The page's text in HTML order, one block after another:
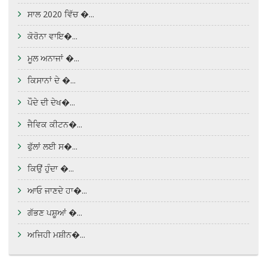
ਸਾਲ 2020 ਵਿੱਚ �...
ਕੋਰੋਨਾ ਵਾਇ�...
ਮੂਲ ਅਨਾਜਾਂ �...
ਕਿਸਾਨਾਂ ਦੇ �...
ਪੌਦੇ ਦੀ ਦੇਖ�...
ਜੈਵਿਕ ਕੀਟਨ�...
ਫੁੱਲਾਂ ਲਈ ਸ�...
ਕਿਉਂ ਹੁੰਦਾ �...
ਆਓ ਜਾਣਦੇ ਹਾ�...
ਗੱਭਣ ਪਸ਼ੂਆਂ �...
ਅਜਿਹੀ ਮਸ਼ੀਨ�...